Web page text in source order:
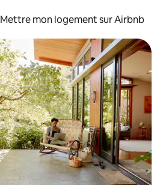
Mettre mon logement sur Airbnb